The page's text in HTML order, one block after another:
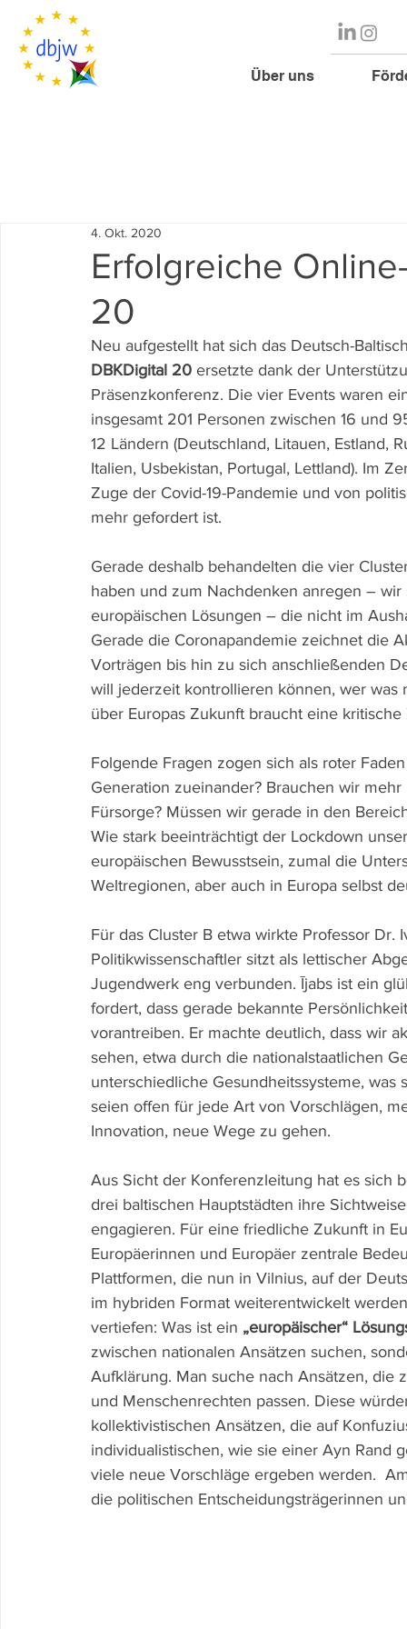
Über uns
Erfolgreiche
20
4. Okt. 2020
Neu aufgestellt hat sich das Deutsch-
DBKDigital 20 ersetzte dank der
Präsenzkonferenz. Die vier Events waren
insgesamt 201 Personen zwischen 16 und
12 Ländern (Deutschland, Litauen, Estland,
Italien, Usbekistan, Portugal, Lettland). Im
Zuge der Covid-19-Pandemie und von
mehr gefordert ist.
Gerade deshalb behandelten die vier
haben und zum Nachdenken anregen –
europäischen Lösungen – die nicht im
Gerade die Coronapandemie zeichnet die
Vorträgen bis hin zu sich anschließenden
will jederzeit kontrollieren können, wer was
über Europas Zukunft braucht eine kritische
Folgende Fragen zogen sich als roter
Generation zueinander? Brauchen wir
Fürsorge? Müssen wir gerade in den
Wie stark beeinträchtigt der Lockdown
europäischen Bewusstsein, zumal die
Weltregionen, aber auch in Europa selbst
Für das Cluster B etwa wirkte Professor Dr.
Politikwissenschaftler sitzt als lettischer
Jugendwerk eng verbunden. Ījabs ist ein
fordert, dass gerade bekannte
vorantreiben. Er machte deutlich, dass wir
sehen, etwa durch die nationalstaatlichen
unterschiedliche Gesundheitssysteme,
seien offen für jede Art von Vorschlägen,
Innovation, neue Wege zu gehen.
Aus Sicht der Konferenzleitung hat es sich
drei baltischen Hauptstädten ihre
engagieren. Für eine friedliche Zukunft in
Europäerinnen und Europäer zentrale
Plattformen, die nun in Vilnius, auf der
im hybriden Format weiterentwickelt
vertiefen: Was ist ein „europäischer“
zwischen nationalen Ansätzen suchen,
Aufklärung. Man suche nach Ansätzen, die
und Menschenrechten passen. Diese
kollektivistischen Ansätzen, die auf
individualistischen, wie sie einer Ayn Rand
viele neue Vorschläge ergeben werden.
die politischen Entscheidungsträgerinnen